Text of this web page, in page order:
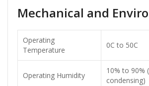
Mechanical and
Operating
Temperature
0C to 50C
Operating Humidity
10% to 90%
condensing)